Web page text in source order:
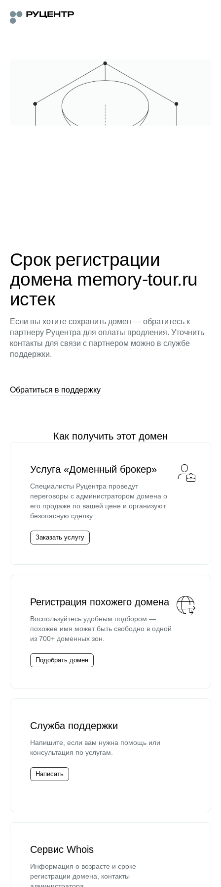
Срок регистрации
домена memory-tour.ru
истек
Если вы хотите сохранить домен — обратитесь к
партнеру Руцентра для оплаты продления. Уточнить
контакты для связи с партнером можно в службе
поддержки.
Обратиться в поддержку
Как получить этот домен
Услуга «Доменный брокер»
Специалисты Руцентра проведут
переговоры с администратором домена о
его продаже по вашей цене и организуют
безопасную сделку.
Заказать услугу
Регистрация похожего домена
Воспользуйтесь удобным подбором —
похожее имя может быть свободно в одной
из 700+ доменных зон.
Подобрать домен
Служба поддержки
Напишите, если вам нужна помощь или
консультация по услугам.
Написать
Сервис Whois
Информация о возрасте и сроке
регистрации домена, контакты